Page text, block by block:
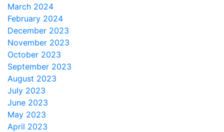
March 2024
February 2024
December 2023
November 2023
October 2023
September 2023
August 2023
July 2023
June 2023
May 2023
April 2023